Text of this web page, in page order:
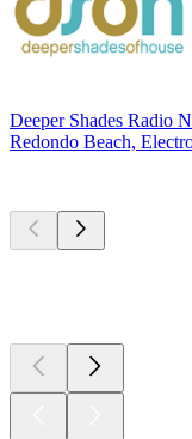
Deeper Shades Radio
Redondo Beach,